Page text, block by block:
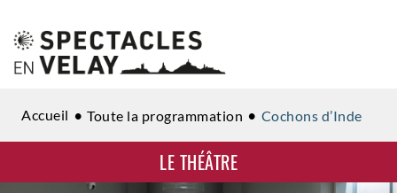
LE THÉÂTRE
Accueil Toute la programmation Cochons d’Inde